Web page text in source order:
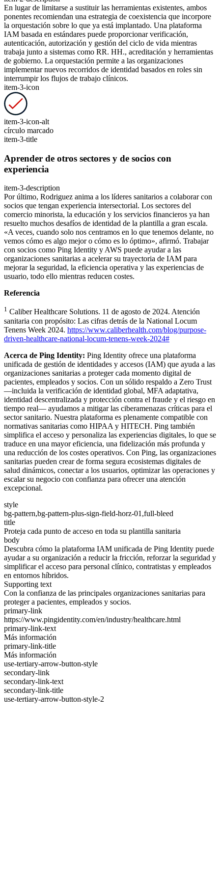
En lugar de limitarse a sustituir las herramientas existentes, ambos
ponentes recomiendan una estrategia de coexistencia que incorpore
la orquestación sobre lo que ya está implantado. Una plataforma
IAM basada en estándares puede proporcionar verificación,
autenticación, autorización y gestión del ciclo de vida mientras
trabaja junto a sistemas como RR. HH., acreditación y herramientas
de gobierno. La orquestación permite a las organizaciones
implementar nuevos recorridos de identidad basados en roles sin
interrumpir los flujos de trabajo clínicos.
item-3-icon
item-3-icon-alt
círculo marcado
item-3-title
Aprender de otros sectores y de socios con
experiencia
item-3-description
Por último, Rodriguez anima a los líderes sanitarios a colaborar con
socios que tengan experiencia intersectorial. Los sectores del
comercio minorista, la educación y los servicios financieros ya han
resuelto muchos desafíos de identidad de la plantilla a gran escala.
«A veces, cuando solo nos centramos en lo que tenemos delante, no
vemos cómo es algo mejor o cómo es lo óptimo», afirmó. Trabajar
con socios como Ping Identity y AWS puede ayudar a las
organizaciones sanitarias a acelerar su trayectoria de IAM para
mejorar la seguridad, la eficiencia operativa y las experiencias de
usuario, todo ello mientras reducen costes.
Referencia
1 Caliber Healthcare Solutions. 11 de agosto de 2024. Atención
sanitaria con propósito: Las cifras detrás de la National Locum
Tenens Week 2024. https://www.caliberhealth.com/blog/purpose-
driven-healthcare-national-locum-tenens-week-2024#
Acerca de Ping Identity: Ping Identity ofrece una plataforma
unificada de gestión de identidades y accesos (IAM) que ayuda a las
organizaciones sanitarias a proteger cada momento digital de
pacientes, empleados y socios. Con un sólido respaldo a Zero Trust
—incluida la verificación de identidad global, MFA adaptativa,
identidad descentralizada y protección contra el fraude y el riesgo en
tiempo real— ayudamos a mitigar las ciberamenazas críticas para el
sector sanitario. Nuestra plataforma es plenamente compatible con
normativas sanitarias como HIPAA y HITECH. Ping también
simplifica el acceso y personaliza las experiencias digitales, lo que se
traduce en una mayor eficiencia, una fidelización más profunda y
una reducción de los costes operativos. Con Ping, las organizaciones
sanitarias pueden crear de forma segura ecosistemas digitales de
salud dinámicos, conectar a los usuarios, optimizar las operaciones y
escalar su negocio con confianza para ofrecer una atención
excepcional.
style
bg-pattern,bg-pattern-plus-sign-field-horz-01,full-bleed
title
Proteja cada punto de acceso en toda su plantilla sanitaria
body
Descubra cómo la plataforma IAM unificada de Ping Identity puede
ayudar a su organización a reducir la fricción, reforzar la seguridad y
simplificar el acceso para personal clínico, contratistas y empleados
en entornos híbridos.
Supporting text
Con la confianza de las principales organizaciones sanitarias para
proteger a pacientes, empleados y socios.
primary-link
https://www.pingidentity.com/en/industry/healthcare.html
primary-link-text
Más información
primary-link-title
Más información
use-tertiary-arrow-button-style
secondary-link
secondary-link-text
secondary-link-title
use-tertiary-arrow-button-style-2